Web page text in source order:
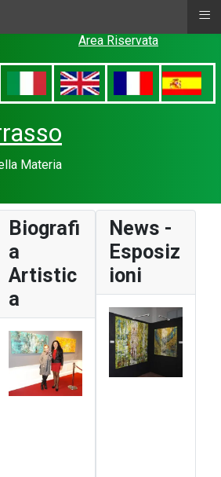
Area Riservata
Materia
Biografi
a
Artistic
a
News -
Esposiz
ioni
≡